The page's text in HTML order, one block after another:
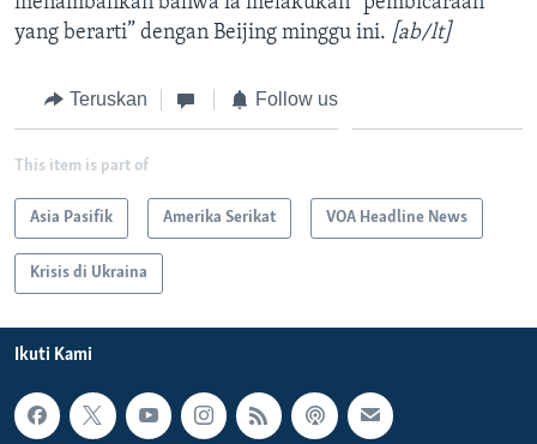
yang berarti” dengan Beijing minggu ini. [ab/lt]
Teruskan Follow us
This item is part of
Asia Pasifik Amerika Serikat VOA Headline News
Krisis di Ukraina
Ikuti Kami